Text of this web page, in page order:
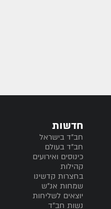
חדשות
חב”ד בישראל
חב”ד בעולם
כינוסים ואירועים
קהילות
בחצרות קדשינו
שמחות אנ"ש
יוצאים לשליחות
נשות חב"ד